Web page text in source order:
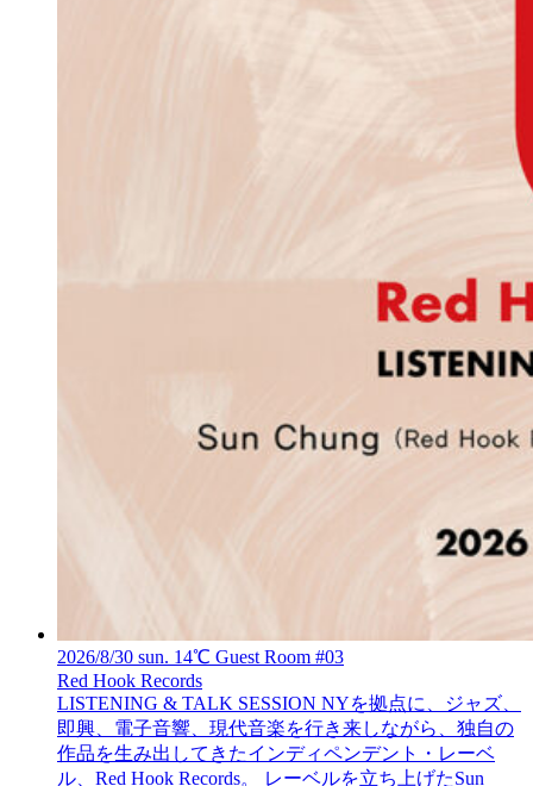
2026/8/30 sun. 14℃ Guest Room #03
Red Hook Records
LISTENING & TALK SESSION NYを拠点に、ジャズ、
即興、電子音響、現代音楽を行き来しながら、独自の
作品を生み出してきたインディペンデント・レーベ
ル、Red Hook Records。 レーベルを立ち上げたSun